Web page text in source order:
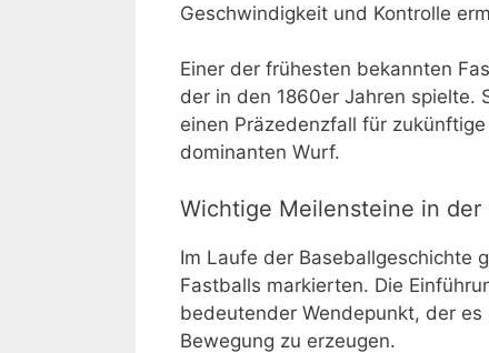
Geschwindigkeit und Kontrolle
Einer der frühesten bekannten
der in den 1860er Jahren spielte.
einen Präzedenzfall für
dominanten Wurf.
Wichtige Meilensteine in
Im Laufe der Baseballgeschichte
Fastballs markierten. Die
bedeutender Wendepunkt, der
Bewegung zu erzeugen.